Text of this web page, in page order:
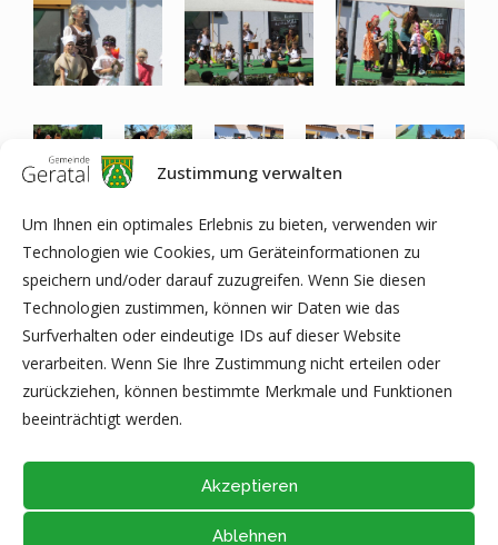
Zustimmung verwalten
Um Ihnen ein optimales Erlebnis zu bieten, verwenden wir
Technologien wie Cookies, um Geräteinformationen zu
speichern und/oder darauf zuzugreifen. Wenn Sie diesen
Technologien zustimmen, können wir Daten wie das
Surfverhalten oder eindeutige IDs auf dieser Website
verarbeiten. Wenn Sie Ihre Zustimmung nicht erteilen oder
zurückziehen, können bestimmte Merkmale und Funktionen
beeinträchtigt werden.
Akzeptieren
Ablehnen
Wir danken noch einmal herzlichst allen Besuchern und
Unterstützern unserer Veranstaltung – vor allem Lisa
Sauerbrey sowie Sabrina & Mike Lanua und Dominique &
Philipp Beyer vom Förderverein unserer Kita!!!
Die Kinder und das Team „Zwergenland“